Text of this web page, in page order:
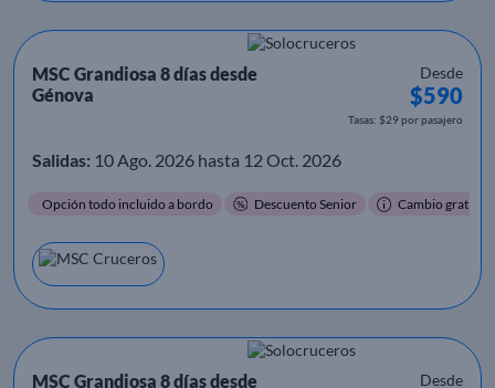
MSC Grandiosa 8 días desde
Génova
Desde
$590
Tasas: $29 por pasajero
Salidas: 10 Ago. 2026 hasta 12 Oct. 2026
Opción todo incluido a bordo Descuento Senior Cambio gratis
MSC Grandiosa 8 días desde Desde